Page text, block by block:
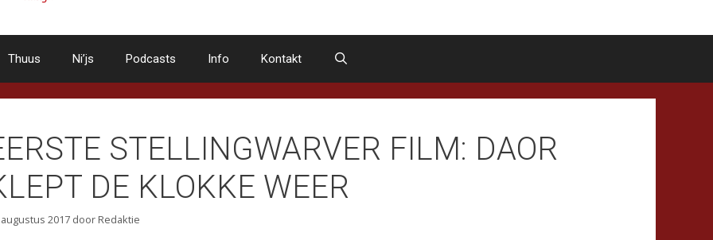
Thuus Ni’js Podcasts Info Kontakt
STELLINGWARVER FILM: DAOR
DE KLOKKE WEER
2017 door Redaktie